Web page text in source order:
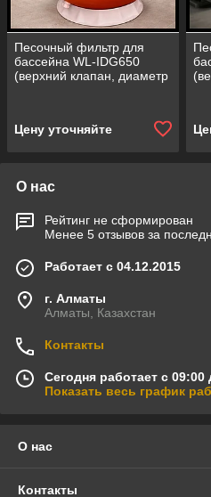
Песочный фильтр для
бассейна WL-IDG650
(верхний клапан, диаметр
м3/ч, загрузка песка = 140
кг)
Цену уточняйте
кг)
О нас
Рейтинг не сформирован
Менее 5 отзывов за
Работает с 04.12.2015
г. Алматы
Алматы, Казахстан
Контакты
Сегодня работает с 09:00
Показать весь график
О нас
Контакты